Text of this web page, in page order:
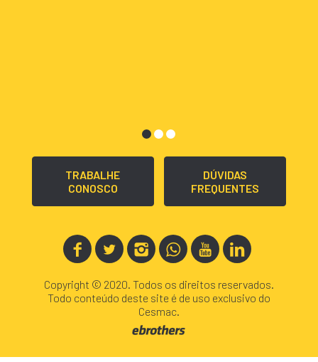
TRABALHE
CONOSCO
DÚVIDAS
FREQUENTES
Copyright © 2020. Todos os direitos reservados.
Todo conteúdo deste site é de uso exclusivo do
Cesmac.